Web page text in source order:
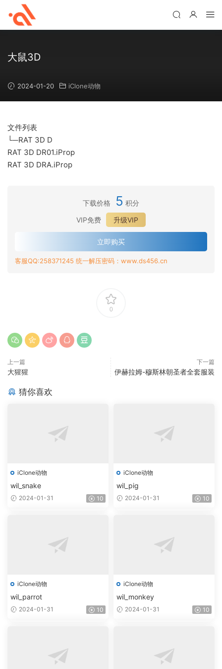
大鼠3D
2024-01-20 iClone动物
文件列表
└─RAT 3D D
RAT 3D DR01.iProp
RAT 3D DRA.iProp
下载价格 5 积分
VIP免费
升级VIP
立即购买
客服QQ:258371245 统一解压密码：www.ds456.cn
0
上一篇
大猩猩
下一篇
伊赫拉姆-穆斯林朝圣者全套服装
猜你喜欢
iClone动物
wil_snake
2024-01-31 10
iClone动物
wil_pig
2024-01-31 10
iClone动物
wil_parrot
2024-01-31 10
iClone动物
wil_monkey
2024-01-31 10